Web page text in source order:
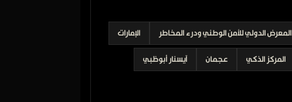
المعرض الدولي للأمن الوطني ودرء المخاطر الإمارات
المركز الذكي عجمان آيسنار أبوظبي